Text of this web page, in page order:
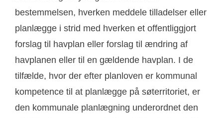
bestemmelsen, hverken meddele tilladelser eller
planlægge i strid med hverken et offentliggjort
forslag til havplan eller forslag til ændring af
havplanen eller til en gældende havplan. I de
tilfælde, hvor der efter planloven er kommunal
kompetence til at planlægge på søterritoriet, er
den kommunale planlægning underordnet den